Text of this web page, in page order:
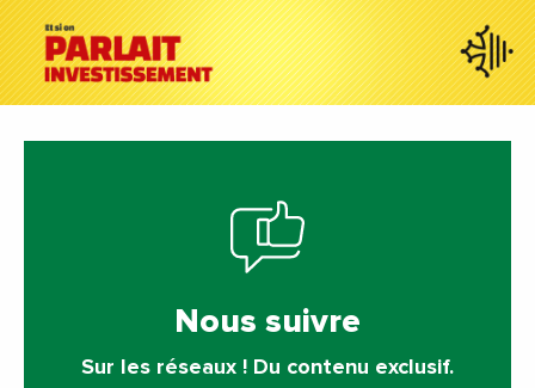
Nous suivre
Sur les réseaux ! Du contenu exclusif.